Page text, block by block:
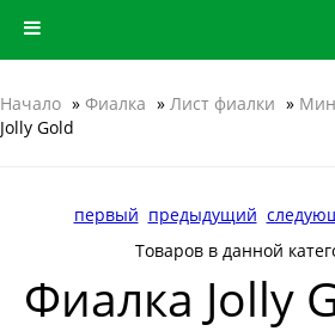
Начало » Фиалка » Лист фиалки »
Jolly Gold
первый предыдущий
Товаров в данной
Фиалка Jolly